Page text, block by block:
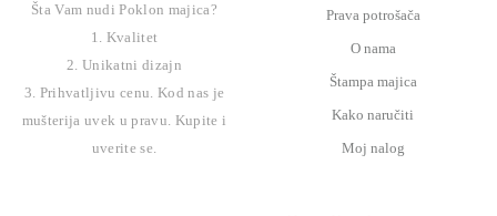
Šta Vam nudi Poklon majica?
1. Kvalitet
2. Unikatni dizajn
3. Prihvatljivu cenu. Kod nas je
mušterija uvek u pravu. Kupite i
uverite se.
Prava potrošača
O nama
Štampa majica
Kako naručiti
Moj nalog